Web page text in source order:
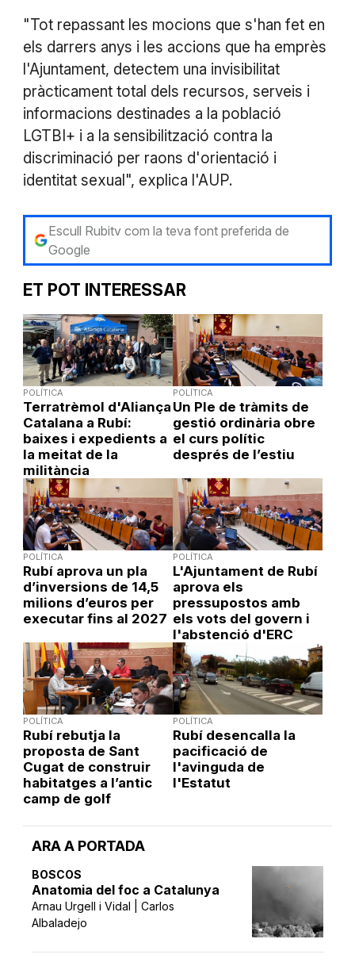
ARA A PORTADA
BOSCOS
Anatomia del foc a Catalunya
Arnau Urgell i Vidal | Carlos
Albaladejo
"Tot repassant les mocions que s'han fet en
els darrers anys i les accions que ha emprès
l'Ajuntament, detectem una invisibilitat
pràcticament total dels recursos, serveis i
informacions destinades a la població
LGTBI+ i a la sensibilització contra la
discriminació per raons d'orientació i
identitat sexual", explica l'AUP.
Escull Rubitv com la teva font preferida de
Google
ET POT INTERESSAR
POLÍTICA
Terratrèmol d'Aliança
Catalana a Rubí:
baixes i expedients a
la meitat de la
militància
POLÍTICA
Un Ple de tràmits de
gestió ordinària obre
el curs polític
després de l’estiu
POLÍTICA
Rubí aprova un pla
d’inversions de 14,5
milions d’euros per
executar fins al 2027
POLÍTICA
L'Ajuntament de Rubí
aprova els
pressupostos amb
els vots del govern i
l'abstenció d'ERC
POLÍTICA
Rubí rebutja la
proposta de Sant
Cugat de construir
habitatges a l’antic
camp de golf
POLÍTICA
Rubí desencalla la
pacificació de
l'avinguda de
l'Estatut